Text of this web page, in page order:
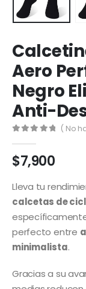
Aero
Negro
Anti-
( No
$7,900
Lleva tu
calcetas de
perfecto entre
minimalista.
Gracias a su